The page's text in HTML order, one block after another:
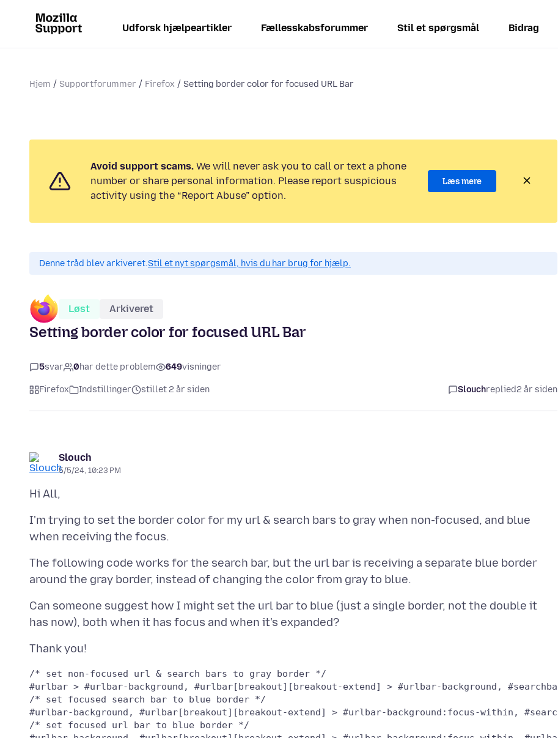
Udforsk hjælpeartikler Fællesskabsforummer Stil et spørgsmål Bidrag
Hjem Supportforummer Firefox Setting border color for focused URL Bar
Avoid support scams. We will never ask you to call or text a phone
number or share personal information. Please report suspicious
activity using the “Report Abuse” option.
Læs mere
Denne tråd blev arkiveret.Stil et nyt spørgsmål, hvis du har brug for hjælp.
Løst Arkiveret
Setting border color for focused URL Bar
5svar 0har dette problem 649visninger
Firefox Indstillinger stillet 2 år siden Slouchreplied2 år siden
Slouch
5/5/24, 10:23 PM
I'm trying to set the border color for my url & search bars to gray when non-focused, and blue
The following code works for the search bar, but the url bar is receiving a separate blue border
Can someone suggest how I might set the url bar to blue (just a single border, not the double it
/* set non-focused url & search bars to gray border */
/* set focused search bar to blue border */
/* set focused url bar to blue border */